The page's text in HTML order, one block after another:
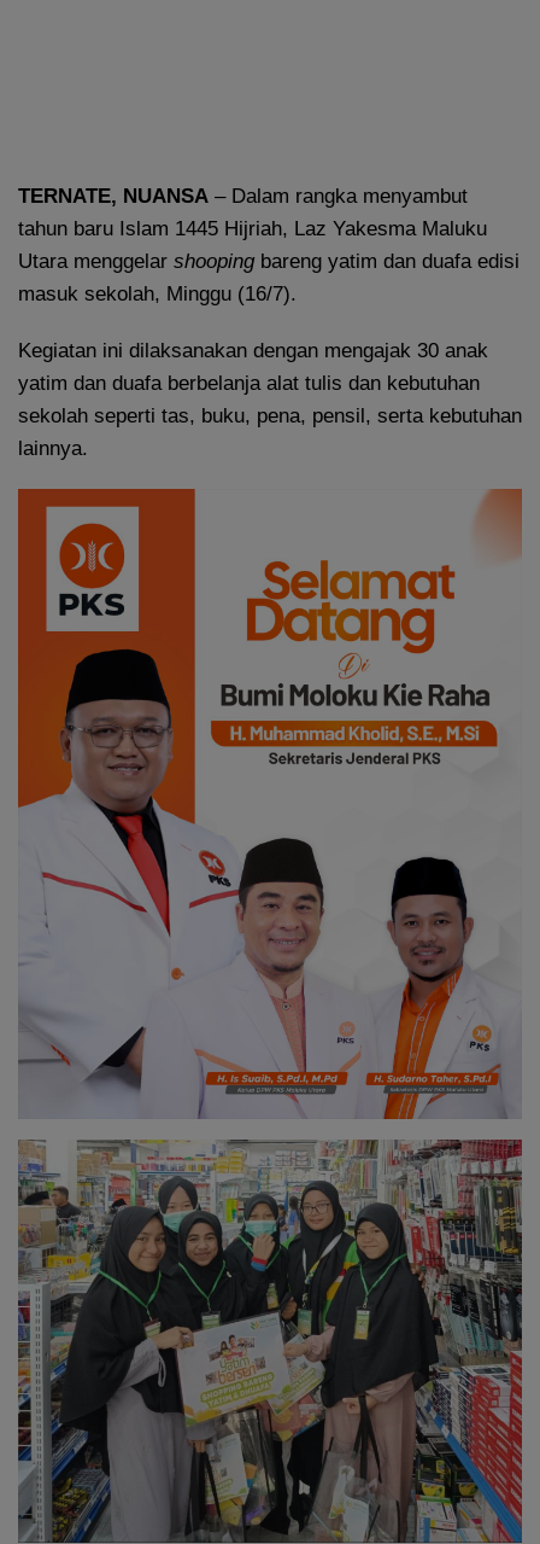
TERNATE, NUANSA – Dalam rangka menyambut
tahun baru Islam 1445 Hijriah, Laz Yakesma Maluku
Utara menggelar shoopingbareng yatim dan duafa edisi
masuk sekolah, Minggu (16/7).
Kegiatan ini dilaksanakan dengan mengajak 30 anak
yatim dan duafa berbelanja alat tulis dan kebutuhan
sekolah seperti tas, buku, pena, pensil, serta kebutuhan
lainnya.